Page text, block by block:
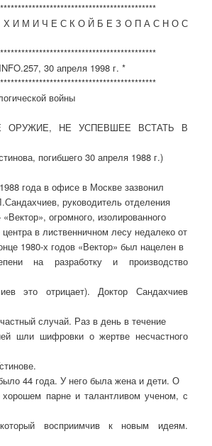
И М И Ч Е С К О Й Б Е З О П А С Н О С
30 апреля 1998 г. *
войны
ОРУЖИЕ, НЕ УСПЕВШЕЕ ВСТАТЬ В
погибшего 30 апреля 1988 г.)
года в офисе в Москве зазвонил
руководитель отделения
огромного, изолированного
центра в лиственничном лесу недалеко от
1980-х годов «Вектор» был нацелен в
на разработку и производство
это отрицает). Доктор Сандахчиев
случай. Раз в день в течение
шли шифровки о жертве несчастного
44 года. У него была жена и дети. О
парне и талантливом ученом, с
восприимчив к новым идеям.